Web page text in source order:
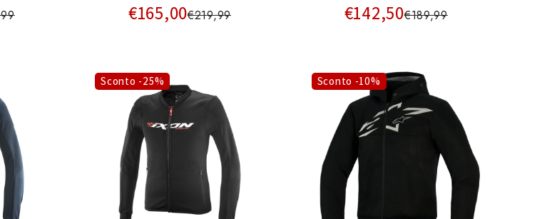
AIR NERO-BIANCO-ROSSO VIVO
€165,00€219,99
UOMO NERO-VERDE
€142,50€189,99
Sconto -25% Sconto -10%